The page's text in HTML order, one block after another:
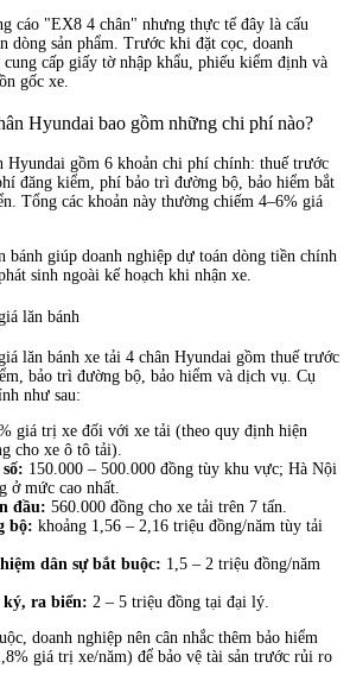
cáo "EX8 4 chân" nhưng thực tế đây là cấu
dòng sản phẩm. Trước khi đặt cọc, doanh
cấp giấy tờ nhập khẩu, phiếu kiểm định và
gốc xe.
Hyundai bao gồm những chi phí nào?
Hyundai gồm 6 khoản chi phí chính: thuế trước
đăng kiểm, phí bảo trì đường bộ, bảo hiểm bắt
Tổng các khoản này thường chiếm 4–6% giá
bánh giúp doanh nghiệp dự toán dòng tiền chính
sinh ngoài kế hoạch khi nhận xe.
lăn bánh
lăn bánh xe tải 4 chân Hyundai gồm thuế trước
bảo trì đường bộ, bảo hiểm và dịch vụ. Cụ
như sau:
giá trị xe đối với xe tải (theo quy định hiện
cho xe ô tô tải).
150.000 – 500.000 đồng tùy khu vực; Hà Nội
ở mức cao nhất.
đầu: 560.000 đồng cho xe tải trên 7 tấn.
bộ: khoảng 1,56 – 2,16 triệu đồng/năm tùy tải
dân sự bắt buộc: 1,5 – 2 triệu đồng/năm
ra biển: 2 – 5 triệu đồng tại đại lý.
doanh nghiệp nên cân nhắc thêm bảo hiểm
giá trị xe/năm) để bảo vệ tài sản trước rủi ro